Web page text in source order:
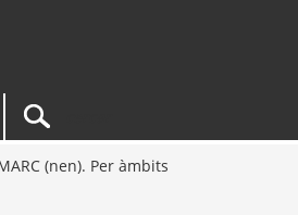
(nen). Per àmbits